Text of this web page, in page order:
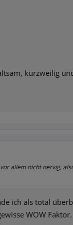
kurzweilig
allem nicht nervig,
ich als total
WOW